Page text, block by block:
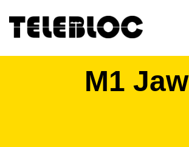
M1 Jaw